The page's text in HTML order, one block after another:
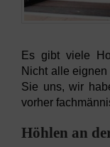
Es gibt viele
Nicht alle
Sie uns, wir
vorher
Höhlen an